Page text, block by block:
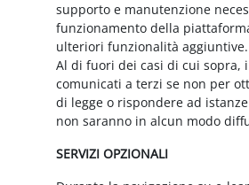
supporto e manutenzione
funzionamento della
ulteriori funzionalità aggiuntive.
Al di fuori dei casi di cui sopra,
comunicati a terzi se non per
di legge o rispondere ad
non saranno in alcun modo
SERVIZI OPZIONALI